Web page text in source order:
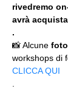
rivedremo
avrà
.
📸 Alcune
workshops di
CLICCA QUI